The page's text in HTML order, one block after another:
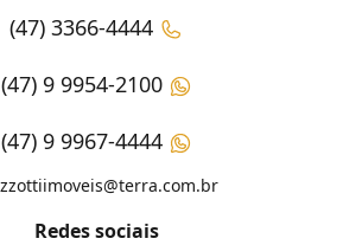
(47) 3366-4444
(47) 9 9954-2100
(47) 9 9967-4444
Redes sociais